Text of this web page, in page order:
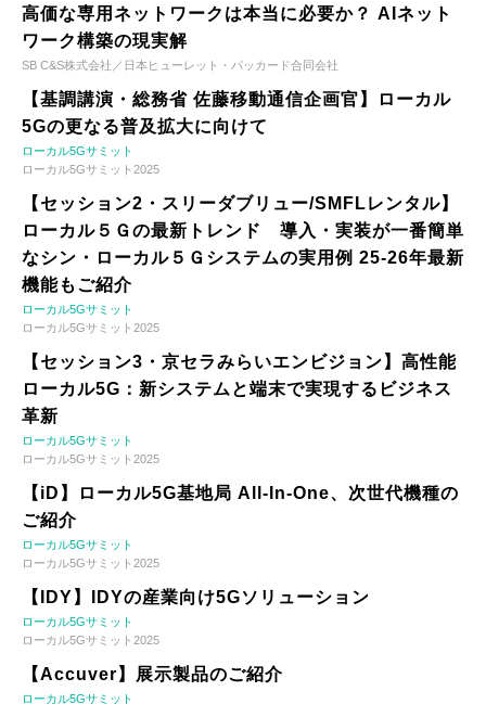
高価な専用ネットワークは本当に必要か？ AIネット
ワーク構築の現実解
SB C&S株式会社／日本ヒューレット・パッカード合同会社
【基調講演・総務省 佐藤移動通信企画官】ローカル
5Gの更なる普及拡大に向けて
ローカル5Gサミット
ローカル5Gサミット2025
【セッション2・スリーダブリュー/SMFLレンタル】
ローカル５Ｇの最新トレンド 導入・実装が一番簡単
なシン・ローカル５Ｇシステムの実用例 25-26年最新
機能もご紹介
ローカル5Gサミット
ローカル5Gサミット2025
【セッション3・京セラみらいエンビジョン】高性能
ローカル5G：新システムと端末で実現するビジネス
革新
ローカル5Gサミット
ローカル5Gサミット2025
【iD】ローカル5G基地局 All-In-One、次世代機種の
ご紹介
ローカル5Gサミット
ローカル5Gサミット2025
【IDY】IDYの産業向け5Gソリューション
ローカル5Gサミット
ローカル5Gサミット2025
【Accuver】展示製品のご紹介
ローカル5Gサミット